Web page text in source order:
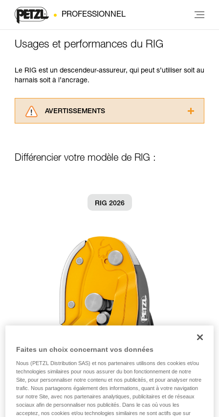
PROFESSIONNEL
Usages et performances du RIG
Le RIG est un descendeur-assureur, qui peut s’utiliser soit au
harnais soit à l’ancrage.
AVERTISSEMENTS
informations de la notice technique pour
formation et un entraînement spécifique. Validez
avec un professionnel votre capacité à refaire
Nous donnons des exemples de techniques
liées à votre activité. Il peut en exister d’autres
que nous ne décrivons pas ici.
Différencier votre modèle de RIG :
RIG 2026
Faites un choix concernant vos données
Nous (PETZL Distribution SAS) et nos partenaires utilisons des cookies et/ou
technologies similaires pour nous assurer du bon fonctionnement de notre
Site, pour personnaliser notre contenu et nos publicités, et pour analyser notre
trafic. Nous partageons également des informations, quant à votre navigation
sur notre Site, avec nos partenaires analytiques, publicitaires et de réseaux
sociaux afin de personnaliser nos publicités. Dans le cas où vous les
acceptez, nos cookies et/ou technologies similaires ne sont actifs que sur